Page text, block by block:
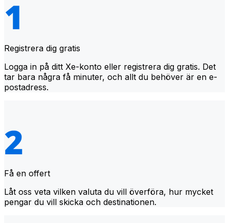
Registrera dig gratis
Logga in på ditt Xe-konto eller registrera dig gratis. Det
tar bara några få minuter, och allt du behöver är en e-
postadress.
Få en offert
Låt oss veta vilken valuta du vill överföra, hur mycket
pengar du vill skicka och destinationen.